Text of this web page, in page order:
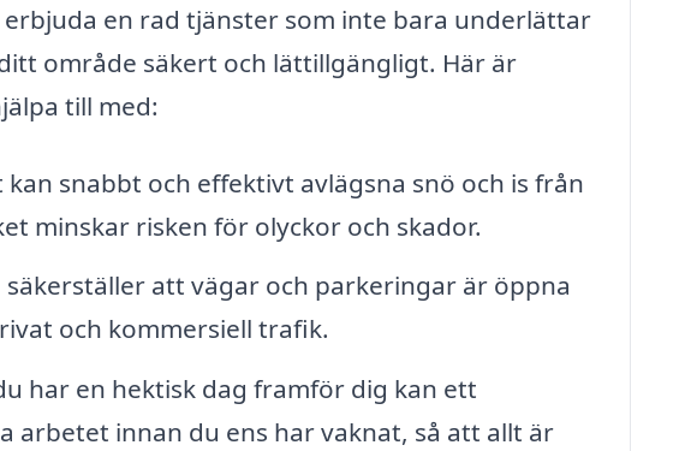
en rad tjänster som inte bara underlättar
område säkert och lättillgängligt. Här är
till med:
kan snabbt och effektivt avlägsna snö och is från
minskar risken för olyckor och skador.
att vägar och parkeringar är öppna
och kommersiell trafik.
har en hektisk dag framför dig kan ett
arbetet innan du ens har vaknat, så att allt är